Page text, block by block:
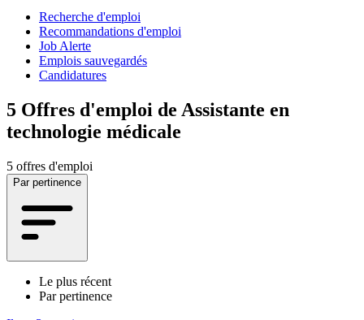
Recherche d'emploi
Recommandations d'emploi
Job Alerte
Emplois sauvegardés
Candidatures
5 Offres d'emploi de Assistante en
technologie médicale
5 offres d'emploi
Par pertinence
Le plus récent
Par pertinence